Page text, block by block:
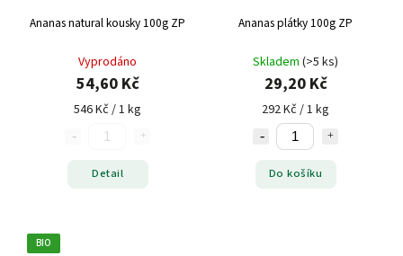
Ananas natural kousky 100g ZP
Vyprodáno
54,60 Kč
546 Kč / 1 kg
Detail
Ananas plátky 100g ZP
Skladem (>5 ks)
29,20 Kč
292 Kč / 1 kg
Do košíku
BIO